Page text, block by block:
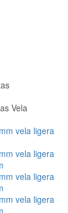
Vela
vela ligera
vela ligera
vela ligera
vela ligera